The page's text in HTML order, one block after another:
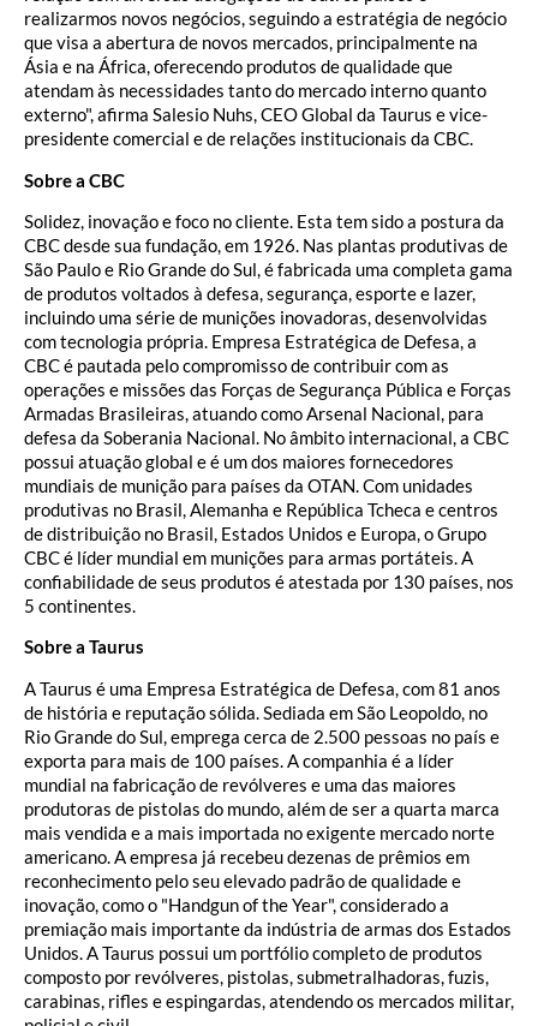
realizarmos novos negócios, seguindo a estratégia de negócio
que visa a abertura de novos mercados, principalmente na
Ásia e na África, oferecendo produtos de qualidade que
atendam às necessidades tanto do mercado interno quanto
externo", afirma Salesio Nuhs, CEO Global da Taurus e vice-
presidente comercial e de relações institucionais da CBC.
Sobre a CBC
Solidez, inovação e foco no cliente. Esta tem sido a postura da
CBC desde sua fundação, em 1926. Nas plantas produtivas de
São Paulo e Rio Grande do Sul, é fabricada uma completa gama
de produtos voltados à defesa, segurança, esporte e lazer,
incluindo uma série de munições inovadoras, desenvolvidas
com tecnologia própria. Empresa Estratégica de Defesa, a
CBC é pautada pelo compromisso de contribuir com as
operações e missões das Forças de Segurança Pública e Forças
Armadas Brasileiras, atuando como Arsenal Nacional, para
defesa da Soberania Nacional. No âmbito internacional, a CBC
possui atuação global e é um dos maiores fornecedores
mundiais de munição para países da OTAN. Com unidades
produtivas no Brasil, Alemanha e República Tcheca e centros
de distribuição no Brasil, Estados Unidos e Europa, o Grupo
CBC é líder mundial em munições para armas portáteis. A
confiabilidade de seus produtos é atestada por 130 países, nos
5 continentes.
Sobre a Taurus
A Taurus é uma Empresa Estratégica de Defesa, com 81 anos
de história e reputação sólida. Sediada em São Leopoldo, no
Rio Grande do Sul, emprega cerca de 2.500 pessoas no país e
exporta para mais de 100 países. A companhia é a líder
mundial na fabricação de revólveres e uma das maiores
produtoras de pistolas do mundo, além de ser a quarta marca
mais vendida e a mais importada no exigente mercado norte
americano. A empresa já recebeu dezenas de prêmios em
reconhecimento pelo seu elevado padrão de qualidade e
inovação, como o "Handgun of the Year", considerado a
premiação mais importante da indústria de armas dos Estados
Unidos. A Taurus possui um portfólio completo de produtos
composto por revólveres, pistolas, submetralhadoras, fuzis,
carabinas, rifles e espingardas, atendendo os mercados militar,